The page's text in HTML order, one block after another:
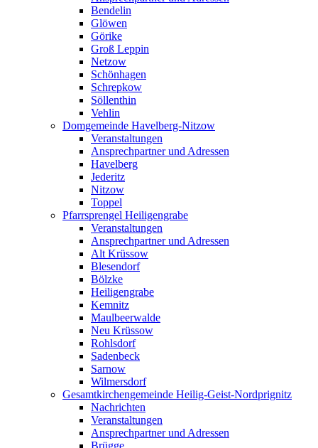
Bendelin
Glöwen
Görike
Groß Leppin
Netzow
Schönhagen
Schrepkow
Söllenthin
Vehlin
Domgemeinde Havelberg-Nitzow
Veranstaltungen
Ansprechpartner und Adressen
Havelberg
Jederitz
Nitzow
Toppel
Pfarrsprengel Heiligengrabe
Veranstaltungen
Ansprechpartner und Adressen
Alt Krüssow
Blesendorf
Bölzke
Heiligengrabe
Kemnitz
Maulbeerwalde
Neu Krüssow
Rohlsdorf
Sadenbeck
Sarnow
Wilmersdorf
Gesamtkirchengemeinde Heilig-Geist-Nordprignitz
Nachrichten
Veranstaltungen
Ansprechpartner und Adressen
Brügge